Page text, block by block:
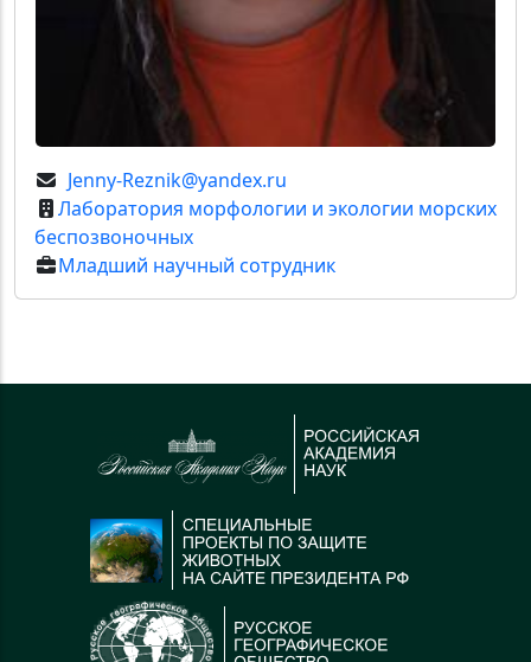
Jenny-Reznik@yandex.ru
Лаборатория морфологии и экологии морских
беспозвоночных
Младший научный сотрудник